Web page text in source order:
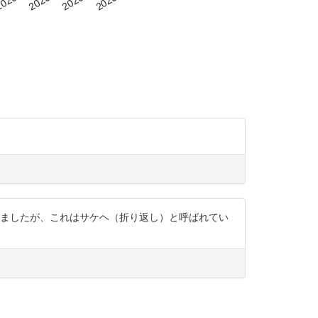
たが、これはサケヘ（折り返し）と呼ばれてい